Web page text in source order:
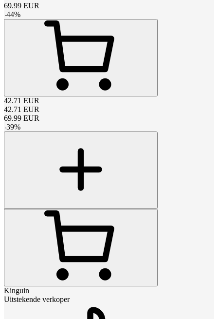
69.99 EUR
-44%
42.71 EUR
42.71 EUR
69.99 EUR
-39%
Kinguin
Uitstekende verkoper